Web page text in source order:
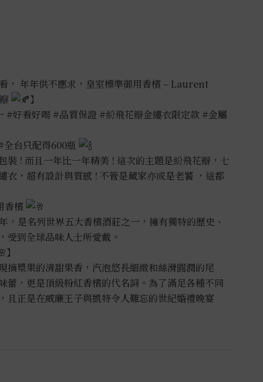
， 年年供不應求，皇室標準御用香檳 – Laurent
】
#好看好喝 #品質保證 #紛飛花瓣金縷衣限定款 #金屬
全台只配得600瓶
裝 ! 而且一年比一年精美 ! 這次的主題是紛飛花瓣，七
衣，超有設計與質感 ! 不管是藏家亦或是老饕 ，這都
香檳
，是名列世界五大香檳酒莊之一，擁有獨特的歷史、
受到全球品味人士所愛戴。
】
摘漿果的清甜果香，汽泡悠長細緻和絲滑圓潤的尾
蕾，更是頂級粉紅香檳的代名詞。為了滿足各種不同
且正是在威廉王子與凱特令人難忘的世紀婚禮晚宴